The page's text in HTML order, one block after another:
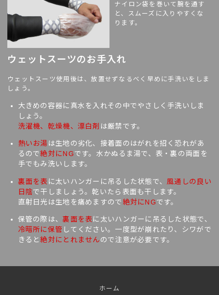
ナイロン袋を巻いて腕を通す
と、スムーズに入りやすくな
ります。
ウェットスーツのお手入れ
ウェットスーツ使用後は、放置せずなるべく早めに手洗いをしま
しょう。
大きめの容器に真水を入れその中でやさしく手洗いしま
しょう。
洗濯機、乾燥機、漂白剤 は厳禁です。
熱いお湯 は生地の劣化、接着面のはがれを招く恐れがあ
るので絶対にNGです。水かぬるま湯で、表・裏の両面を
手でもみ洗いします。
裏面を表 に太いハンガーに吊るした状態で、 風通しの良い
日陰で干しましょう。乾いたら表面も干します。
直射日光は生地を痛めますので絶対にNGです。
保管の際は、裏面を表に太いハンガーに吊るした状態で、
冷暗所に保管 してください。一度型が崩れたり、シワがで
きると絶対にとれませんので注意が必要です。
ホーム